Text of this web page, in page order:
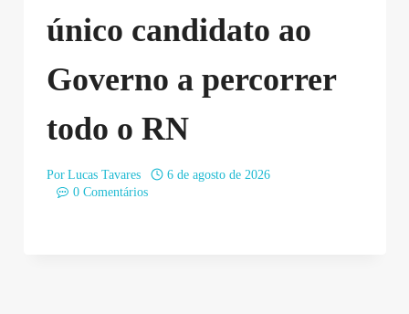
único candidato ao
Governo a percorrer
todo o RN
Por Lucas Tavares
6 de agosto de 2026
0 Comentários